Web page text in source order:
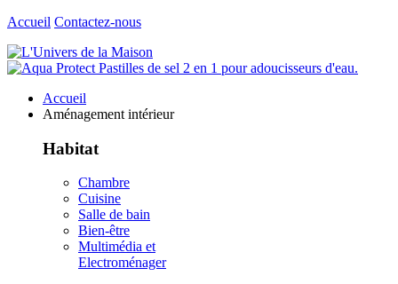
Accueil Contactez-nous
Accueil
Aménagement intérieur
Habitat
Chambre
Cuisine
Salle de bain
Bien-être
Multimédia et
Electroménager